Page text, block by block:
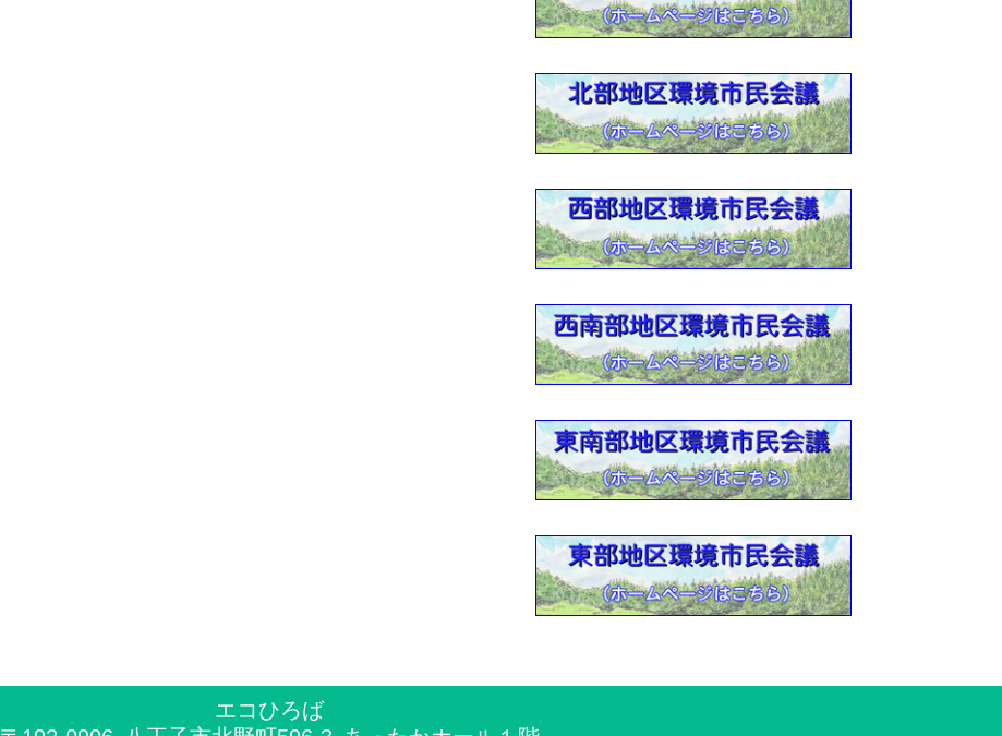
「川の学習サポーター養成講座」 受付要項・2022
北部地区環境市民会議活動紹介【動画】
東南部地区環境市民会議活動紹介【動画】
東部（由木）地区環境市民会議活動紹介【動画】
西南部地区環境市民会議活動紹介【動画】
2021年度 環境教育支援
各環境市民会議リンク集ー【2021年6月30日版】
2020年度 環境教育支援 活動報告
2021-03-21
エコひろば